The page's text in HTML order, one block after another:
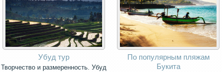
Убуд тур
Творчество и размеренность. Убуд
По популярным пляжам
Букита